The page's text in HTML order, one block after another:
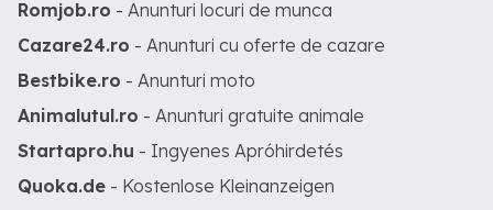
Romjob.ro - Anunturi locuri de munca
Cazare24.ro - Anunturi cu oferte de cazare
Bestbike.ro - Anunturi moto
Animalutul.ro - Anunturi gratuite animale
Startapro.hu - Ingyenes Apróhirdetés
Quoka.de - Kostenlose Kleinanzeigen